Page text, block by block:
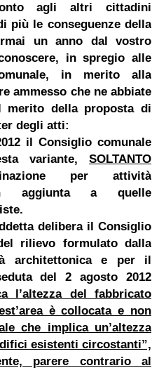
agli altri cittadini
più le conseguenze della
un anno dal vostro
in spregio alle
in merito alla
ammesso che ne abbiate
merito della proposta di
degli atti:
il Consiglio comunale
variante, SOLTANTO
per attività
in aggiunta a quelle
delibera il Consiglio
rilievo formulato dalla
architettonica e per il
del 2 agosto 2012
l’altezza del fabbricato
è collocata e non
che implica un’altezza
esistenti circostanti”,
parere contrario al